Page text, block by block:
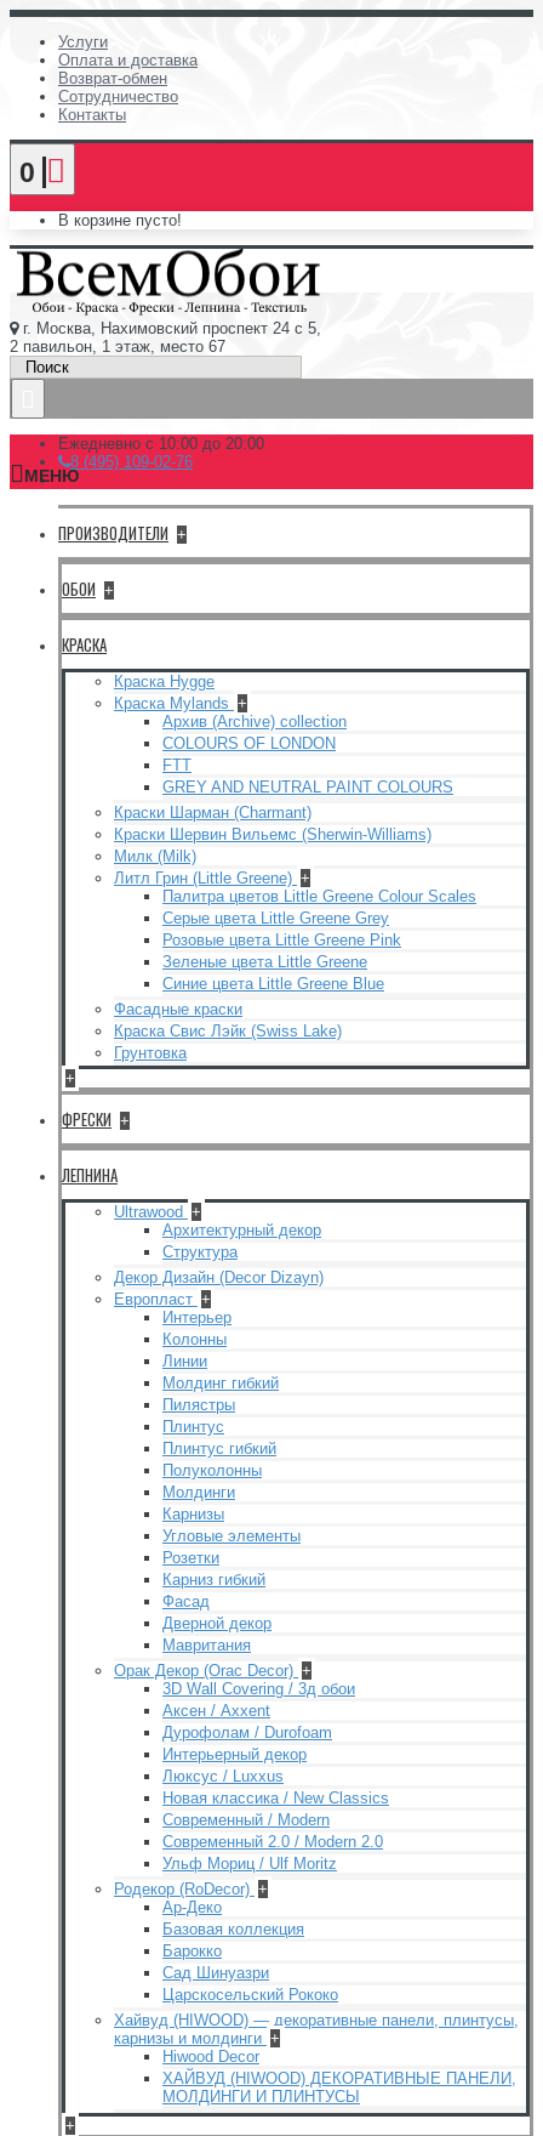
Услуги
Оплата и доставка
Возврат-обмен
Сотрудничество
Контакты
0
В корзине пусто!
г. Москва, Нахимовский проспект 24 с 5,
2 павильон, 1 этаж, место 67
Ежедневно с 10:00 до 20:00
8 (495) 109-02-76
МЕНЮ
ПРОИЗВОДИТЕЛИ +
ОБОИ +
КРАСКА
Краска Hygge
Краска Mylands +
Архив (Archive) collection
COLOURS OF LONDON
FTT
GREY AND NEUTRAL PAINT COLOURS
Краски Шарман (Charmant)
Краски Шервин Вильемс (Sherwin-Williams)
Милк (Milk)
Литл Грин (Little Greene) +
Палитра цветов Little Greene Colour Scales
Серые цвета Little Greene Grey
Розовые цвета Little Greene Pink
Зеленые цвета Little Greene
Синие цвета Little Greene Blue
Фасадные краски
Краска Свис Лэйк (Swiss Lake)
Грунтовка
+
ФРЕСКИ +
ЛЕПНИНА
Ultrawood +
Архитектурный декор
Структура
Декор Дизайн (Decor Dizayn)
Европласт +
Интерьер
Колонны
Линии
Молдинг гибкий
Пилястры
Плинтус
Плинтус гибкий
Полуколонны
Молдинги
Карнизы
Угловые элементы
Розетки
Карниз гибкий
Фасад
Дверной декор
Мавритания
Орак Декор (Orac Decor) +
3D Wall Covering / 3д обои
Аксен / Axxent
Дурофолам / Durofoam
Интерьерный декор
Люксус / Luxxus
Новая классика / New Classics
Современный / Modern
Современный 2.0 / Modern 2.0
Ульф Мориц / Ulf Moritz
Родекор (RoDecor) +
Ар-Деко
Базовая коллекция
Барокко
Сад Шинуазри
Царскосельский Рококо
Хайвуд (HIWOOD) — декоративные панели, плинтусы,
карнизы и молдинги +
Hiwood Decor
ХАЙВУД (HIWOOD) ДЕКОРАТИВНЫЕ ПАНЕЛИ,
МОЛДИНГИ И ПЛИНТУСЫ
+